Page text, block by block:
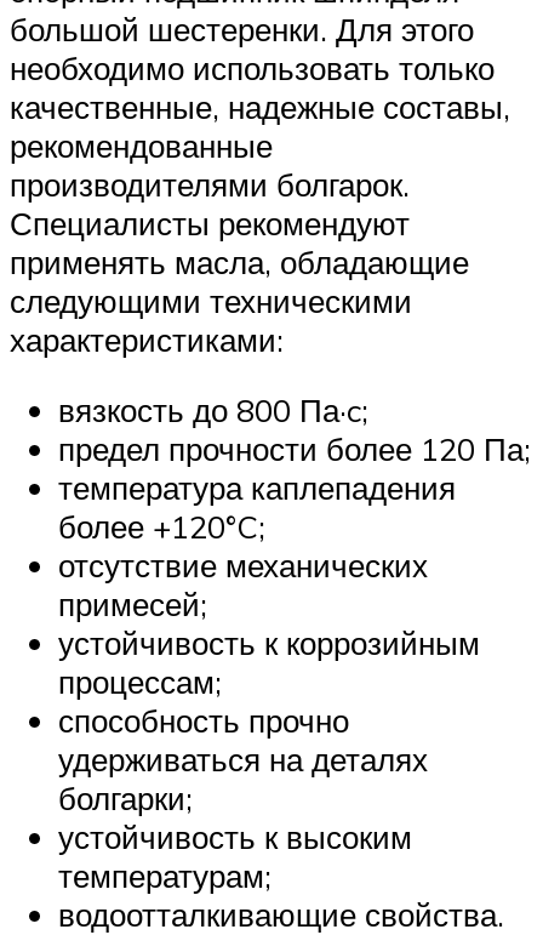
большой шестеренки. Для этого
необходимо использовать только
качественные, надежные составы,
рекомендованные
производителями болгарок.
Специалисты рекомендуют
применять масла, обладающие
следующими техническими
характеристиками:
вязкость до 800 Па·c;
предел прочности более 120 Па;
температура каплепадения
более +120°C;
отсутствие механических
примесей;
устойчивость к коррозийным
процессам;
способность прочно
удерживаться на деталях
болгарки;
устойчивость к высоким
температурам;
водоотталкивающие свойства.